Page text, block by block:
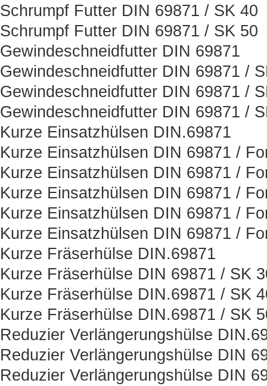
Schrumpf Futter DIN 69871 / SK 40
Schrumpf Futter DIN 69871 / SK 50
Gewindeschneidfutter DIN 69871
Gewindeschneidfutter DIN 69871 /
Gewindeschneidfutter DIN 69871 /
Gewindeschneidfutter DIN 69871 /
Kurze Einsatzhülsen DIN.69871
Kurze Einsatzhülsen DIN 69871 /
Kurze Einsatzhülsen DIN 69871 /
Kurze Einsatzhülsen DIN 69871 /
Kurze Einsatzhülsen DIN 69871 /
Kurze Einsatzhülsen DIN 69871 /
Kurze Fräserhülse DIN.69871
Kurze Fräserhülse DIN 69871 / SK
Kurze Fräserhülse DIN.69871 / SK
Kurze Fräserhülse DIN.69871 / SK
Reduzier Verlängerungshülse
Reduzier Verlängerungshülse DIN
Reduzier Verlängerungshülse DIN